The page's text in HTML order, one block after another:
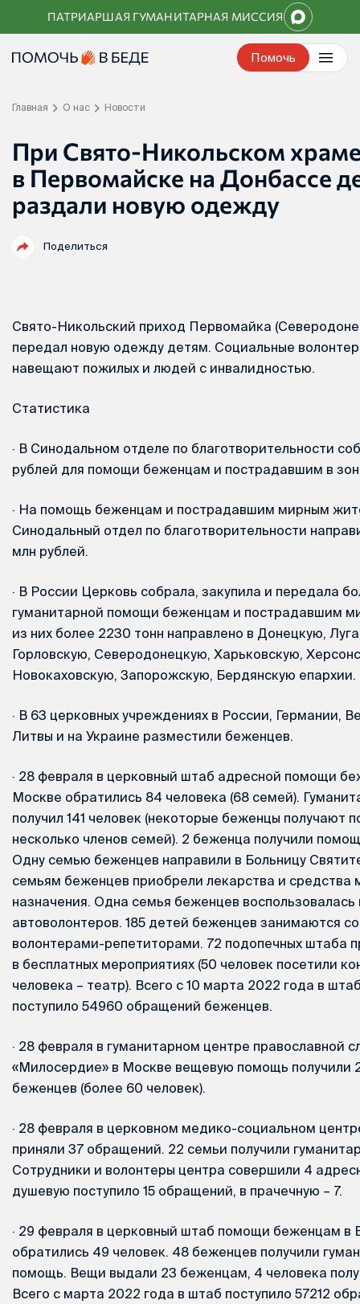
Перейти
к
контенту
ПАТРИАРШАЯ ГУМАНИТАРНАЯ МИССИЯ
Помочь
Главная О нас Новости
При Свято-Никольском
в Первомайске на Донбассе
раздали новую одежду
Поделиться
Свято-Никольский приход Первомайка
передал новую одежду детям. Социальные
навещают пожилых и людей с инвалидностью.
Статистика
· В Синодальном отделе по благотворительности
рублей для помощи беженцам и пострадавшим в
· На помощь беженцам и пострадавшим мирным
Синодальный отдел по благотворительности
млн рублей.
· В России Церковь собрала, закупила и передала
гуманитарной помощи беженцам и пострадавшим
из них более 2230 тонн направлено в Донецкую,
Горловскую, Северодонецкую, Харьковскую,
Новокаховскую, Запорожскую, Бердянскую епархии.
· В 63 церковных учреждениях в России, Германии,
Литвы и на Украине разместили беженцев.
· 28 февраля в церковный штаб адресной помощи
Москве обратились 84 человека (68 семей).
получил 141 человек (некоторые беженцы получают
несколько членов семей). 2 беженца получили
Одну семью беженцев направили в Больницу
семьям беженцев приобрели лекарства и средства
назначения. Одна семья беженцев
автоволонтеров. 185 детей беженцев занимаются со
волонтерами-репетиторами. 72 подопечных штаба
в бесплатных мероприятиях (50 человек посетили
человека – театр). Всего с 10 марта 2022 года в
поступило 54960 обращений беженцев.
· 28 февраля в гуманитарном центре православной
«Милосердие» в Москве вещевую помощь получили
беженцев (более 60 человек).
· 28 февраля в церковном медико-социальном
приняли 37 обращений. 22 семьи получили
Сотрудники и волонтеры центра совершили 4
душевую поступило 15 обращений, в прачечную – 7.
· 29 февраля в церковный штаб помощи беженцам в
обратились 49 человек. 48 беженцев получили
помощь. Вещи выдали 23 беженцам, 4 человека
Всего с марта 2022 года в штаб поступило 57212